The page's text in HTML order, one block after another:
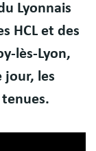
Lyonnais
HCL et des
lès-Lyon,
jour, les